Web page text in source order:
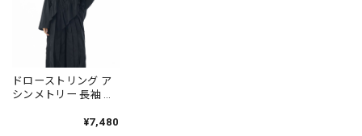
ドローストリング ア
シンメトリー 長袖 オ
ソー 2color PU0479
¥7,480